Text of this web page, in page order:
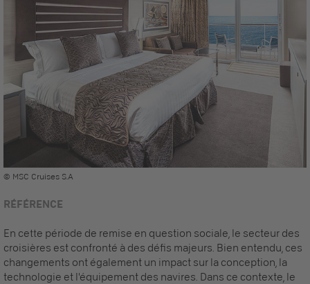
© MSC Cruises S.A
RÉFÉRENCE
En cette période de remise en question sociale, le secteur des
croisières est confronté à des défis majeurs. Bien entendu, ces
changements ont également un impact sur la conception, la
technologie et l'équipement des navires. Dans ce contexte, le